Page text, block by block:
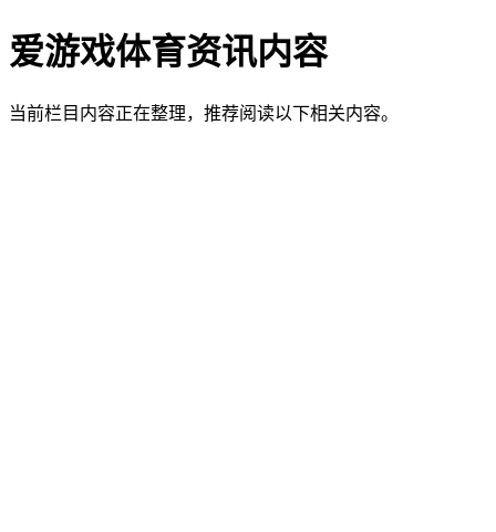
爱游戏体育资讯内容
当前栏目内容正在整理，推荐阅读以下相关内容。